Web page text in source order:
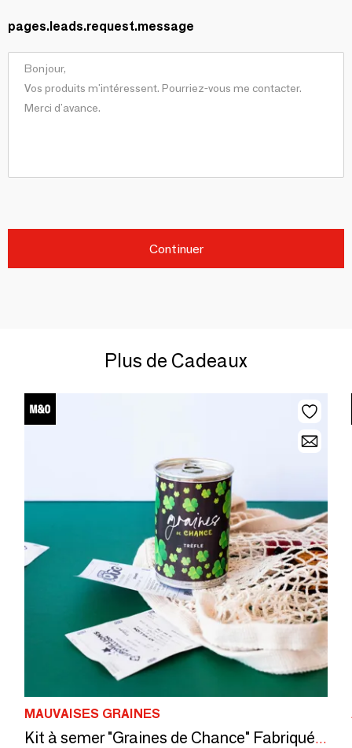
pages.leads.request.message
Continuer
Plus de Cadeaux
MAUVAISES GRAINES
Kit à semer "Graines de Chance" Fabriqué en France